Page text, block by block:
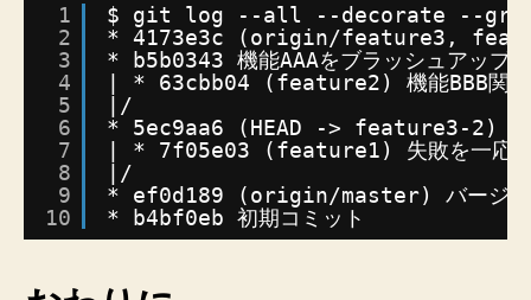
1
2
3
4
5
6
7
8
9
10
$ git log --all --decorate --
* 4173e3c (origin/feature3 ,
* b5b0343 機能AAAをブラッシュアップ
| * 63cbb04 (feature2) 機能BBB関連フ
|/
* 5ec9aa6 (HEAD -> feature3-2) 機
| * 7f05e03 (feature1) 失敗を一応保
|/
* ef0d189 (origin/master) バージ
* b4bf0eb 初期コミット